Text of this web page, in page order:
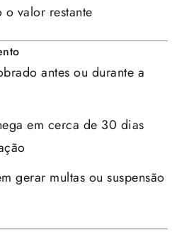
valor restante
antes ou durante a
em cerca de 30 dias
gerar multas ou suspensão